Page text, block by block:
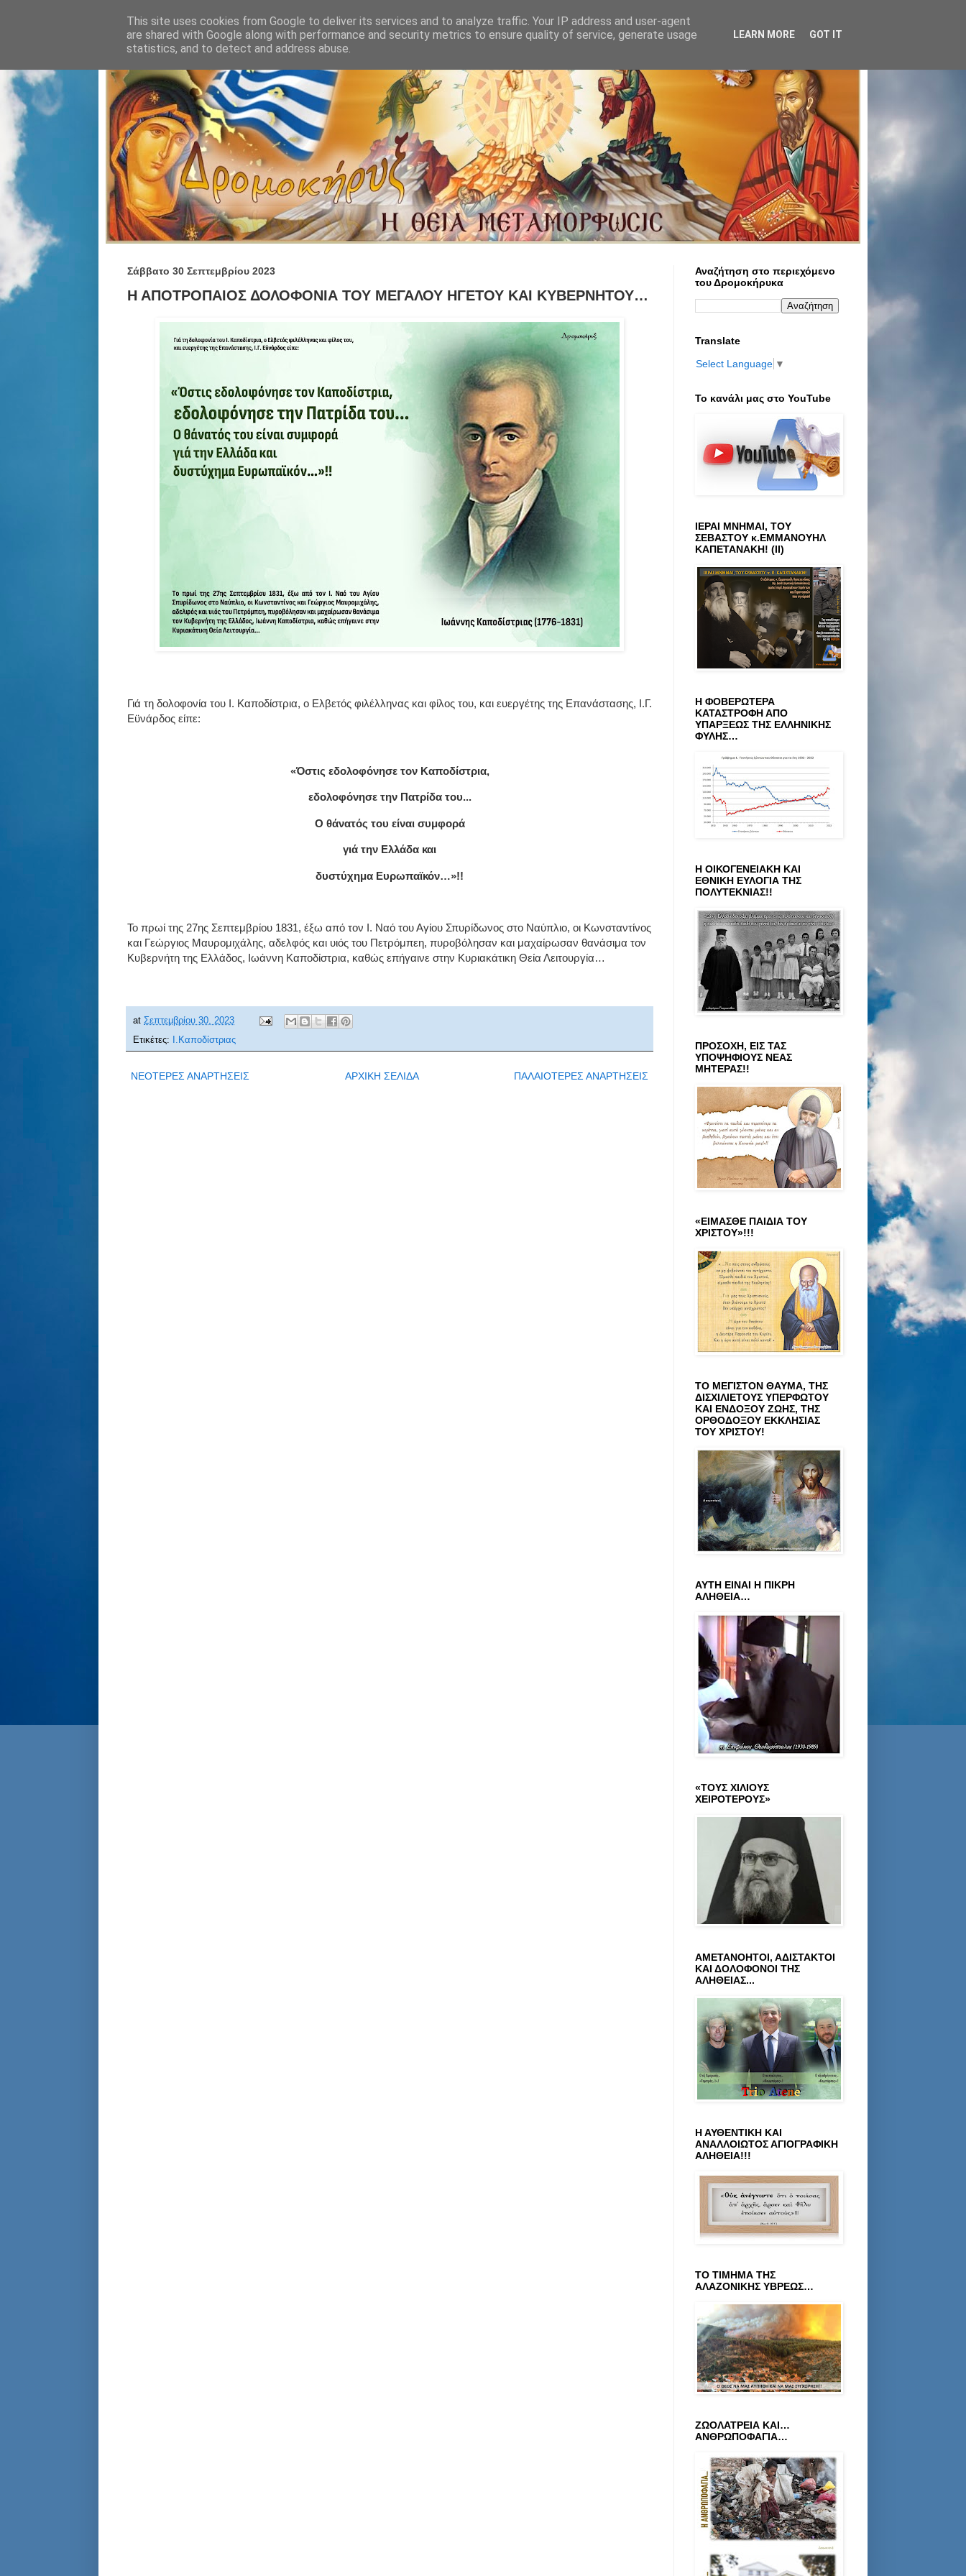
Σάββατο 30 Σεπτεμβρίου 2023
Η ΑΠΟΤΡΟΠΑΙΟΣ ΔΟΛΟΦΟΝΙΑ ΤΟΥ ΜΕΓΑΛΟΥ ΗΓΕΤΟΥ ΚΑΙ ΚΥΒΕΡΝΗΤΟΥ…
Γιά τη δολοφονία του Ι. Καποδίστρια, ο Ελβετός φιλέλληνας και φίλος του, και ευεργέτης της Επανάστασης, Ι.Γ.
Εϋνάρδος είπε:
«Όστις εδολοφόνησε τον Καποδίστρια,
εδολοφόνησε την Πατρίδα του...
Ο θάνατός του είναι συμφορά
γιά την Ελλάδα και
δυστύχημα Ευρωπαϊκόν…»!!
Το πρωί της 27ης Σεπτεμβρίου 1831, έξω από τον Ι. Ναό του Αγίου Σπυρίδωνος στο Ναύπλιο, οι Κωνσταντίνος
και Γεώργιος Μαυρομιχάλης, αδελφός και υιός του Πετρόμπεη, πυροβόλησαν και μαχαίρωσαν θανάσιμα τον
Κυβερνήτη της Ελλάδος, Ιωάννη Καποδίστρια, καθώς επήγαινε στην Κυριακάτικη Θεία Λειτουργία…
at Σεπτεμβρίου 30, 2023
Ετικέτες:
Ι.Καποδίστριας
ΝΕΟΤΕΡΕΣ ΑΝΑΡΤΗΣΕΙΣ ΠΑΛΑΙΟΤΕΡΕΣ ΑΝΑΡΤΗΣΕΙΣ
ΑΡΧΙΚΗ ΣΕΛΙΔΑ
Αναζήτηση στο περιεχόμενο
του Δρομοκήρυκα
Translate
Select Language ▼
Το κανάλι μας στο ΥοuTube
ΙΕΡΑΙ ΜΝΗΜΑΙ, ΤΟΥ
ΣΕΒΑΣΤΟΥ κ.ΕΜΜΑΝΟΥΗΛ
ΚΑΠΕΤΑΝΑΚΗ! (ΙΙ)
Η ΦΟΒΕΡΩΤΕΡΑ
ΚΑΤΑΣΤΡΟΦΗ ΑΠΟ
ΥΠΑΡΞΕΩΣ ΤΗΣ ΕΛΛΗΝΙΚΗΣ
ΦΥΛΗΣ…
Η ΟΙΚΟΓΕΝΕΙΑΚΗ ΚΑΙ
ΕΘΝΙΚΗ ΕΥΛΟΓΙΑ ΤΗΣ
ΠΟΛΥΤΕΚΝΙΑΣ!!
ΠΡΟΣΟΧΗ, ΕΙΣ ΤΑΣ
ΥΠΟΨΗΦΙΟΥΣ ΝΕΑΣ
ΜΗΤΕΡΑΣ!!
«ΕΙΜΑΣΘΕ ΠΑΙΔΙΑ ΤΟΥ
ΧΡΙΣΤΟΥ»!!!
ΤΟ ΜΕΓΙΣΤΟΝ ΘΑΥΜΑ, ΤΗΣ
ΔΙΣΧΙΛΙΕΤΟΥΣ ΥΠΕΡΦΩΤΟΥ
ΚΑΙ ΕΝΔΟΞΟΥ ΖΩΗΣ, ΤΗΣ
ΟΡΘΟΔΟΞΟΥ ΕΚΚΛΗΣΙΑΣ
ΤΟΥ ΧΡΙΣΤΟΥ!
ΑΥΤΗ ΕΙΝΑΙ Η ΠΙΚΡΗ
ΑΛΗΘΕΙΑ…
«ΤΟΥΣ ΧΙΛΙΟΥΣ
ΧΕΙΡΟΤΕΡΟΥΣ»
ΑΜΕΤΑΝΟΗΤΟΙ, ΑΔΙΣΤΑΚΤΟΙ
ΚΑΙ ΔΟΛΟΦΟΝΟΙ ΤΗΣ
ΑΛΗΘΕΙΑΣ...
Η ΑΥΘΕΝΤΙΚΗ ΚΑΙ
ΑΝΑΛΛΟΙΩΤΟΣ ΑΓΙΟΓΡΑΦΙΚΗ
ΑΛΗΘΕΙΑ!!!
ΤΟ ΤΙΜΗΜΑ ΤΗΣ
ΑΛΑΖΟΝΙΚΗΣ ΥΒΡΕΩΣ…
ΖΩΟΛΑΤΡΕΙΑ ΚΑΙ…
ΑΝΘΡΩΠΟΦΑΓΙΑ…
This site uses cookies from Google to deliver its services and to analyze traffic. Your IP address and user-agent
are shared with Google along with performance and security metrics to ensure quality of service, generate usage
statistics, and to detect and address abuse.
LEARN MORE GOT IT